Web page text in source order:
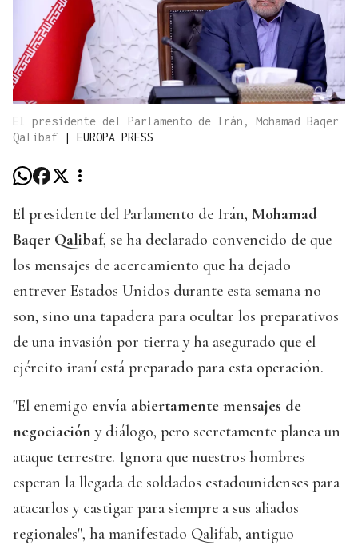
El presidente del Parlamento de Irán, Mohamad Baqer
Qalibaf
| EUROPA PRESS
El presidente del Parlamento de Irán, Mohamad
Baqer Qalibaf, se ha declarado convencido de que
los mensajes de acercamiento que ha dejado
entrever Estados Unidos durante esta semana no
son, sino una tapadera para ocultar los preparativos
de una invasión por tierra y ha asegurado que el
ejército iraní está preparado para esta operación.
"El enemigo envía abiertamente mensajes de
negociación y diálogo, pero secretamente planea un
ataque terrestre. Ignora que nuestros hombres
esperan la llegada de soldados estadounidenses para
atacarlos y castigar para siempre a sus aliados
regionales", ha manifestado Qalifab, antiguo